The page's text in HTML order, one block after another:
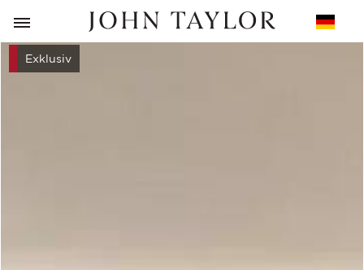
ZURÜCK
Exklusiv